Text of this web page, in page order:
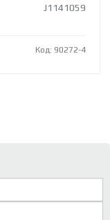
J1141059
Код: 90272-4